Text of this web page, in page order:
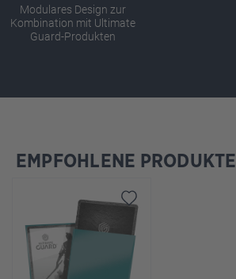
Modulares Design zur
Kombination mit Ultimate
Guard-Produkten
Produktgalerie überspringen
EMPFOHLENE PRODUKTE